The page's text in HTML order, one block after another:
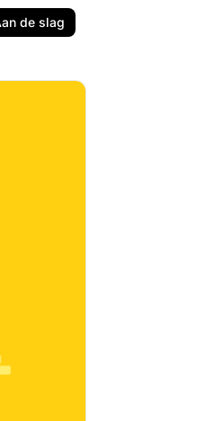
de slag